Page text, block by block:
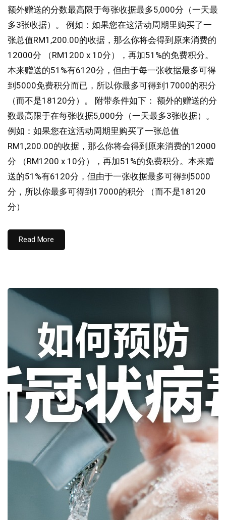
额外赠送的分数最高限于每张收据最多5,000分（一天最
多3张收据）。 例如：如果您在这活动周期里购买了一
张总值RM1,200.00的收据，那么你将会得到原来消费的
12000分 （RM1200 x 10分），再加51%的免费积分。
本来赠送的51%有6120分，但由于每一张收据最多可得
到5000免费积分而已，所以你最多可得到17000的积分
（而不是18120分）。 附带条件如下： 额外的赠送的分
数最高限于在每张收据5,000分（一天最多3张收据）。
例如：如果您在这活动周期里购买了一张总值
RM1,200.00的收据，那么你将会得到原来消费的12000
分 （RM1200 x 10分），再加51%的免费积分。本来赠
送的51%有6120分，但由于一张收据最多可得到5000
分，所以你最多可得到17000的积分 （而不是18120
分）
Read More